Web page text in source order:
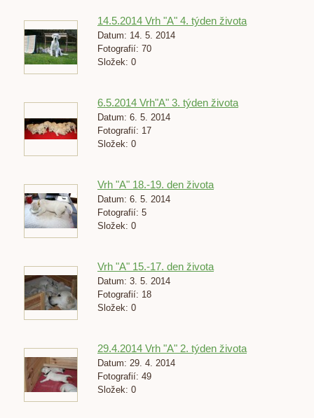
14.5.2014 Vrh "A" 4. týden života
Datum: 14. 5. 2014
Fotografií: 70
Složek: 0
6.5.2014 Vrh"A" 3. týden života
Datum: 6. 5. 2014
Fotografií: 17
Složek: 0
Vrh "A" 18.-19. den života
Datum: 6. 5. 2014
Fotografií: 5
Složek: 0
Vrh "A" 15.-17. den života
Datum: 3. 5. 2014
Fotografií: 18
Složek: 0
29.4.2014 Vrh "A" 2. týden života
Datum: 29. 4. 2014
Fotografií: 49
Složek: 0